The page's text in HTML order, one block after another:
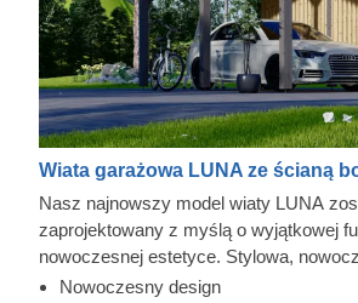
Wiata garażowa LUNA ze ścianą
Nasz najnowszy model wiaty LUNA
zaprojektowany z myślą o wyjątkowej
nowoczesnej estetyce. Stylowa,
smukła konstrukcja i tradycyjny dach
Nowoczesny design